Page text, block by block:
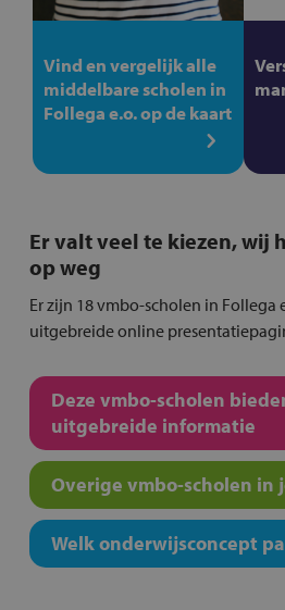
Vind en vergelijk alle
middelbare scholen in
Follega e.o. op de kaart
Er valt veel te kiezen, wij
op weg
Er zijn 18 vmbo-scholen in Follega
uitgebreide online
Deze vmbo-scholen
uitgebreide informatie
Overige vmbo-scholen in
Welk onderwijsconcept